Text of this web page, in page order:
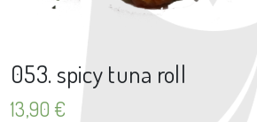
053. spicy tuna roll
13,90 €